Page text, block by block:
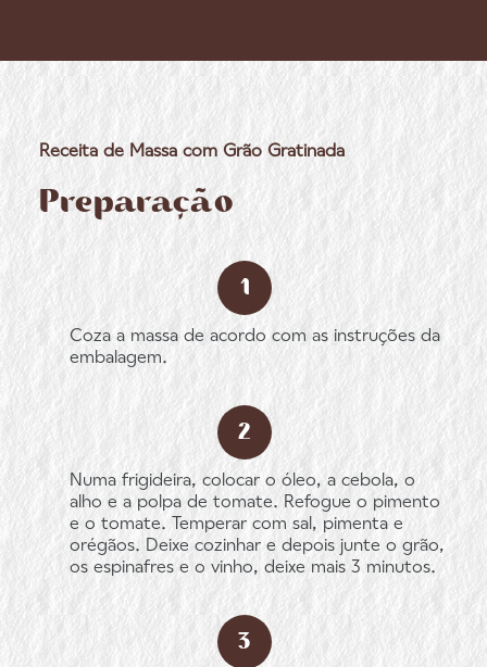
Receita de Massa com Grão Gratinada
Preparação
Coza a massa de acordo com as instruções da
embalagem.
Numa frigideira, colocar o óleo, a cebola, o
alho e a polpa de tomate. Refogue o pimento
e o tomate. Temperar com sal, pimenta e
orégãos. Deixe cozinhar e depois junte o grão,
os espinafres e o vinho, deixe mais 3 minutos.